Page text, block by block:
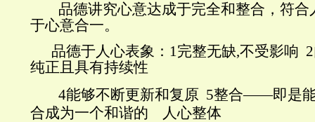
品德讲究心意达成于完全和整合，符
于心意合一。
品德于人心表象： 1完整无缺,不受影响 2
纯正且具有持续性
4能够不断更新和复原 5整合——即是能
合成为一个和谐的
人心整体